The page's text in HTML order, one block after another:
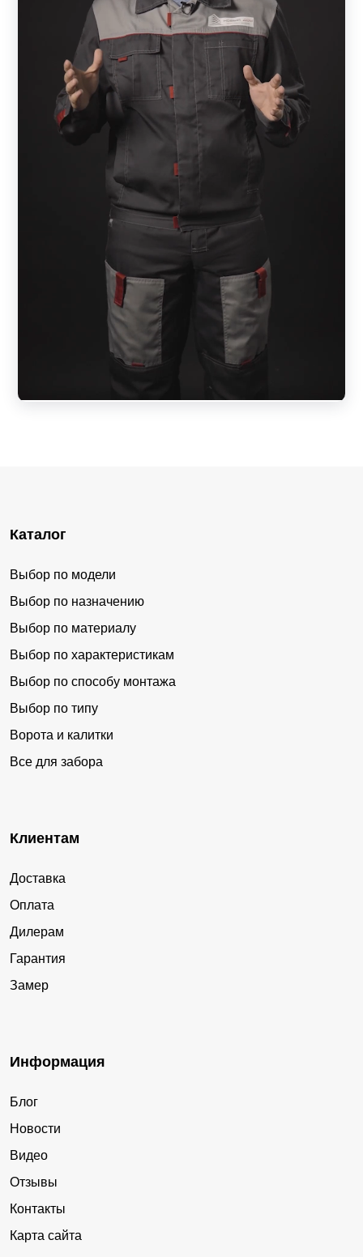
Каталог
Выбор по модели
Выбор по назначению
Выбор по материалу
Выбор по характеристикам
Выбор по способу монтажа
Выбор по типу
Ворота и калитки
Все для забора
Клиентам
Доставка
Оплата
Дилерам
Гарантия
Замер
Информация
Блог
Новости
Видео
Отзывы
Контакты
Карта сайта